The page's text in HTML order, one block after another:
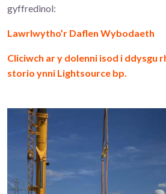
gyffredinol:
Lawrlwytho’r Daflen Wybodaeth
Cliciwch ar y dolenni isod i ddysgu
storio ynni Lightsource bp.